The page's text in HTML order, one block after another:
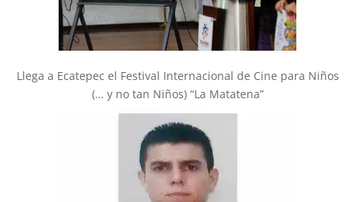
Llega a Ecatepec el Festival Internacional de Cine para Niños
(… y no tan Niños) “La Matatena”